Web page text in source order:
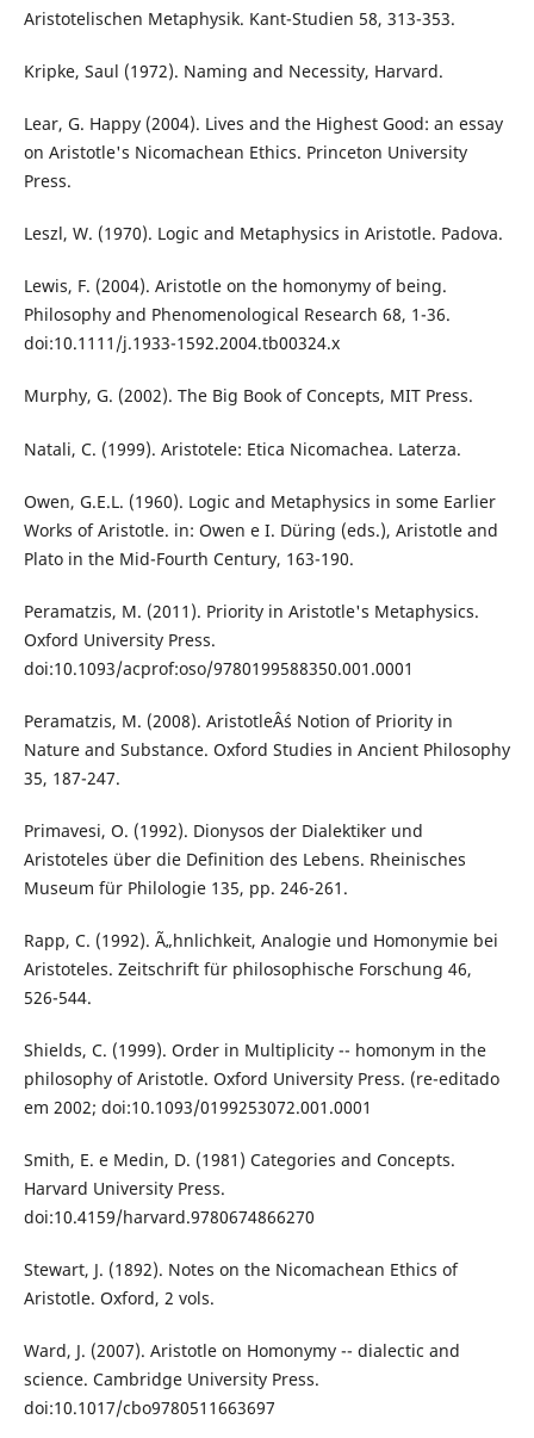
Aristotelischen Metaphysik. Kant-Studien 58, 313-353.
Kripke, Saul (1972). Naming and Necessity, Harvard.
Lear, G. Happy (2004). Lives and the Highest Good: an essay
on Aristotle's Nicomachean Ethics. Princeton University
Press.
Leszl, W. (1970). Logic and Metaphysics in Aristotle. Padova.
Lewis, F. (2004). Aristotle on the homonymy of being.
Philosophy and Phenomenological Research 68, 1-36.
doi:10.1111/j.1933-1592.2004.tb00324.x
Murphy, G. (2002). The Big Book of Concepts, MIT Press.
Natali, C. (1999). Aristotele: Etica Nicomachea. Laterza.
Owen, G.E.L. (1960). Logic and Metaphysics in some Earlier
Works of Aristotle. in: Owen e I. Düring (eds.), Aristotle and
Plato in the Mid-Fourth Century, 163-190.
Peramatzis, M. (2011). Priority in Aristotle's Metaphysics.
Oxford University Press.
doi:10.1093/acprof:oso/9780199588350.001.0001
Peramatzis, M. (2008). AristotleÂ´s Notion of Priority in
Nature and Substance. Oxford Studies in Ancient Philosophy
35, 187-247.
Primavesi, O. (1992). Dionysos der Dialektiker und
Aristoteles über die Definition des Lebens. Rheinisches
Museum für Philologie 135, pp. 246-261.
Rapp, C. (1992). Ã„hnlichkeit, Analogie und Homonymie bei
Aristoteles. Zeitschrift für philosophische Forschung 46,
526-544.
Shields, C. (1999). Order in Multiplicity -- homonym in the
philosophy of Aristotle. Oxford University Press. (re-editado
em 2002; doi:10.1093/0199253072.001.0001
Smith, E. e Medin, D. (1981) Categories and Concepts.
Harvard University Press.
doi:10.4159/harvard.9780674866270
Stewart, J. (1892). Notes on the Nicomachean Ethics of
Aristotle. Oxford, 2 vols.
Ward, J. (2007). Aristotle on Homonymy -- dialectic and
science. Cambridge University Press.
doi:10.1017/cbo9780511663697